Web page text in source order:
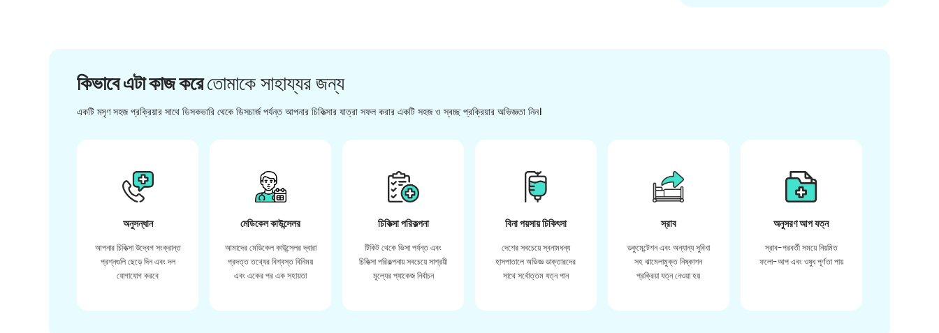
কিভাবে এটা কাজ করেতোমাকে সাহায্যর জন্য
একটি মসৃণ সহজ প্রক্রিয়ার সাথে ডিসকভারি থেকে ডিসচার্জ পর্যন্ত আপনার চিকিত্সার যাত্রা সফল করার একটি সহজ ও স্বচ্ছ প্রক্রিয়ার অভিজ্ঞতা নিন।
অনুসন্ধান
আপনার চিকিত্সা উদ্বেগ সংক্রান্ত
প্রশ্নগুলি ছেড়ে দিন এবং দল
যোগাযোগ করবে
মেডিকেল কাউন্সেলর
আমাদের মেডিকেল কাউন্সেলর দ্বারা
প্রদত্ত তথ্যের বিশ্বস্ত বিনিময়
এবং একের পর এক সহায়তা
চিকিত্সা পরিকল্পনা
টিকিট থেকে ভিসা পর্যন্ত এবং
চিকিত্সা পরিকল্পনায় সবচেয়ে সাশ্রয়ী
মূল্যের প্যাকেজ নির্বাচন
বিনা পয়সায় চিকিৎসা
দেশের সবচেয়ে স্বনামধন্য
হাসপাতালে অভিজ্ঞ ডাক্তারদের
সাথে সর্বোত্তম যত্ন পান
স্রাব
ডকুমেন্টেশন এবং অন্যান্য সুবিধা
সহ ঝামেলামুক্ত নিষ্কাশন
প্রক্রিয়া যত্ন নেওয়া হয়
অনুসরণ আপ যত্ন
স্রাব-পরবর্তী সময়ে নিয়মিত
ফলো-আপ এবং ওষুধ পূর্ণতা পায়